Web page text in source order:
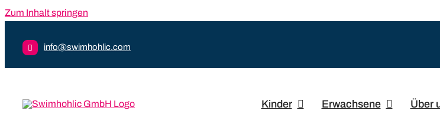
Zum Inhalt springen
info@swimhohlic.com
Kinder Erwachsene Über